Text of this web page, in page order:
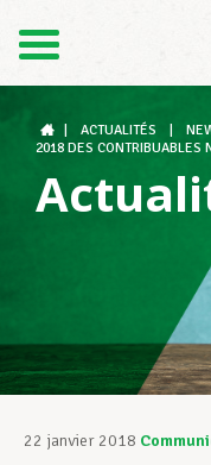
Le LCGB
Structures
Assistance
ACTUALITÉS
2018 DES CONTRIBUABLES
22 janvier 2018